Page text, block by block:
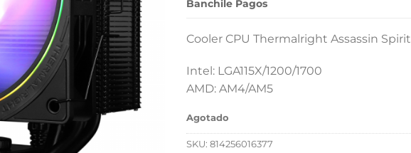
Banchile Pagos
Cooler CPU Thermalright Assassin Spirit
Intel: LGA115X/1200/1700
AMD: AM4/AM5
Agotado
SKU: 814256016377